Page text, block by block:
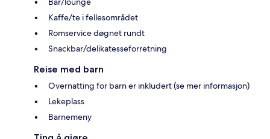
Kaffe/te i fellesområdet
Romservice døgnet rundt
Snackbar/delikatesseforretning
Reise med barn
Overnatting for barn er inkludert (se mer informasjon)
Lekeplass
Barnemeny